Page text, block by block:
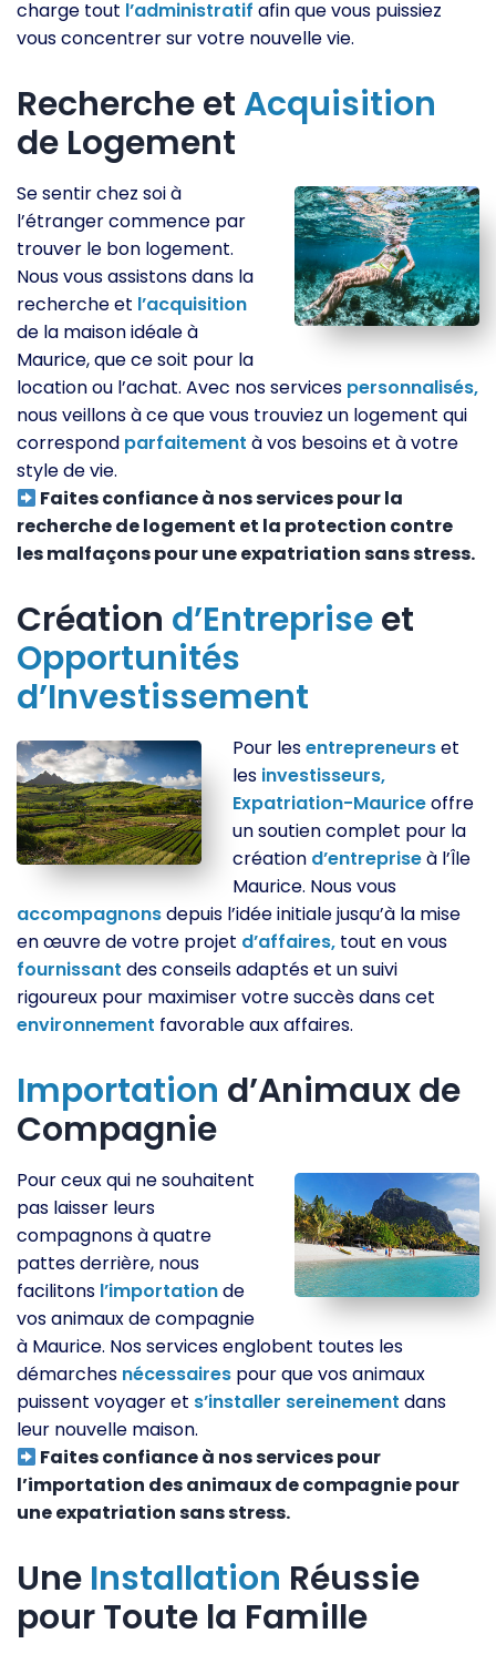
charge tout l’administratif afin que vous puissiez
vous concentrer sur votre nouvelle vie.
Recherche et Acquisition
de Logement
Se sentir chez soi à
l’étranger commence par
trouver le bon logement.
Nous vous assistons dans la
recherche et l’acquisition
de la maison idéale à
Maurice, que ce soit pour la
location ou l’achat. Avec nos services personnalisés,
nous veillons à ce que vous trouviez un logement qui
correspond parfaitement à vos besoins et à votre
style de vie.
Faites confiance à nos services pour la
recherche de logement et la protection contre
les malfaçons pour une expatriation sans stress.
Création d’Entrepriseet
Opportunités
d’Investissement
Pour lesentrepreneurset
les investisseurs,
Expatriation-Mauriceoffre
un soutien complet pour la
création d’entrepriseà l’Île
Maurice. Nous vous
accompagnonsdepuis l’idée initiale jusqu’à la mise
en œuvre de votre projet d’affaires, tout en vous
fournissant des conseils adaptés et un suivi
rigoureux pour maximiser votre succès dans cet
environnement favorable aux affaires.
Importation d’Animaux de
Compagnie
Pour ceux qui ne souhaitent
pas laisser leurs
compagnons à quatre
pattes derrière, nous
facilitons l’importationde
vos animaux de compagnie
à Maurice. Nos services englobent toutes les
démarches nécessaires pour que vos animaux
puissent voyager et s’installer sereinement dans
leur nouvelle maison.
Faites confiance à nos services pour
l’importation des animaux de compagnie pour
une expatriation sans stress.
Une Installation Réussie
pour Toute la Famille